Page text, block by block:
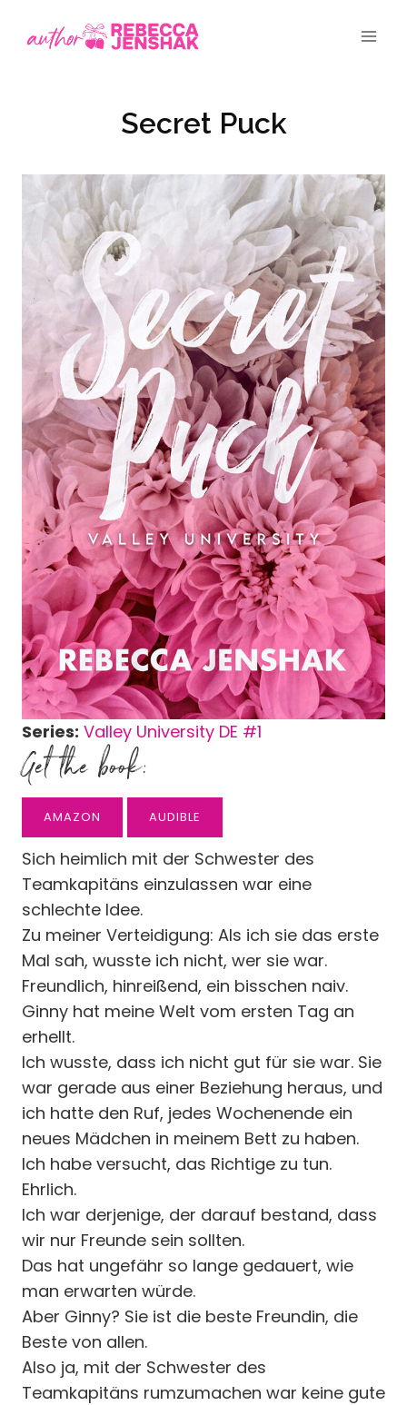
Secret Puck
Series: Valley University DE #1
Get the book:
AMAZON AUDIBLE
Sich heimlich mit der Schwester des
Teamkapitäns einzulassen war eine
schlechte Idee.
Zu meiner Verteidigung: Als ich sie das erste
Mal sah, wusste ich nicht, wer sie war.
Freundlich, hinreißend, ein bisschen naiv.
Ginny hat meine Welt vom ersten Tag an
erhellt.
Ich wusste, dass ich nicht gut für sie war. Sie
war gerade aus einer Beziehung heraus, und
ich hatte den Ruf, jedes Wochenende ein
neues Mädchen in meinem Bett zu haben.
Ich habe versucht, das Richtige zu tun.
Ehrlich.
Ich war derjenige, der darauf bestand, dass
wir nur Freunde sein sollten.
Das hat ungefähr so lange gedauert, wie
man erwarten würde.
Aber Ginny? Sie ist die beste Freundin, die
Beste von allen.
Also ja, mit der Schwester des
Teamkapitäns rumzumachen war keine gute